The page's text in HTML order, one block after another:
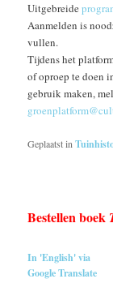
Uitgebreide
Aanmelden is
vullen.
Tijdens het
of oproep te doen
gebruik maken,
Geplaatst in
Bestellen boek
In 'English' via
Google Translate